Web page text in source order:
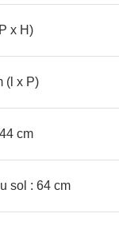
x H)
(l x P)
cm
sol : 64 cm